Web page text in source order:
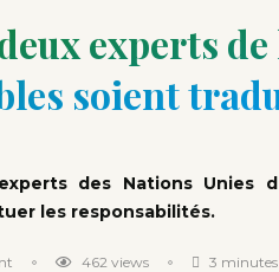
experts de
soient
des Nations Unies
les responsabilités.
462 views 3